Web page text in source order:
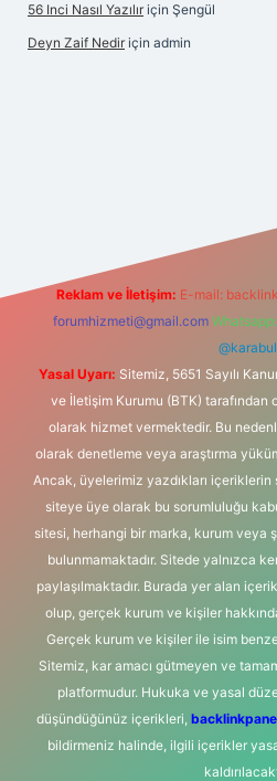
56 Inci Nasıl Yazılır için Şengül
Deyn Zaif Nedir için admin
Reklam ve İletişim: E-mail:
forumhizmeti@gmail.com
@karabul
Yasal Uyarı: Sitemiz, 5651 Sayılı
ve İletişim Kurumu (BTK) tarafından
olarak hizmet vermektedir. Bu
olarak denetleme veya araştırma
Ancak, üyelerimiz yazdıkları içeriklerin
siteye üye olarak bu sorumluluğu
sitesi, herhangi bir marka, kurum veya
bulunmamaktadır. Sitede yalnızca
paylaşılmaktadır. Burada yer alan
olup, gerçek kurum ve kişiler
Gerçek kurum ve kişiler ile isim
Sitemiz, kar amacı gütmeyen ve
platformudur. Hukuka ve yasal
düşündüğünüz içerikleri,
bildirmeniz halinde, ilgili içerikler